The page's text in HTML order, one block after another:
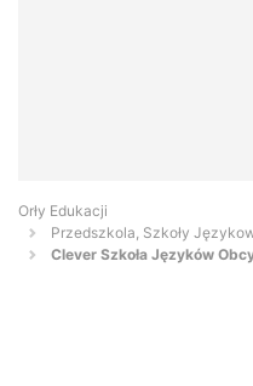
Orły Edukacji
Przedszkola, Szkoły
Clever Szkoła Języków